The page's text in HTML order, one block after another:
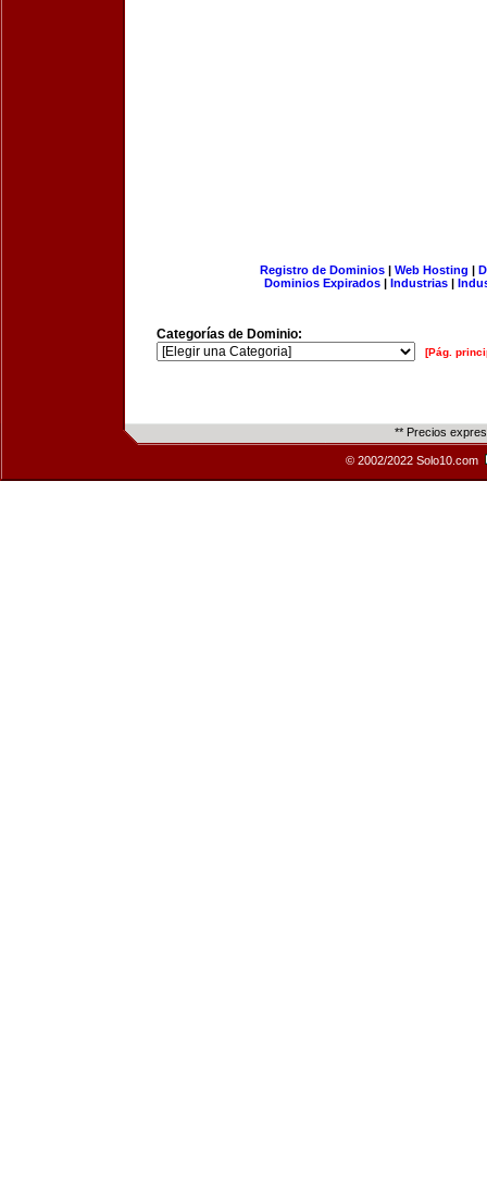
Registro de Dominios| Web Hosting |
Dominios Expirados | Industrias |
Categorías de Dominio:
[Pág.
** Precios
© 2002/2022 Solo10.com